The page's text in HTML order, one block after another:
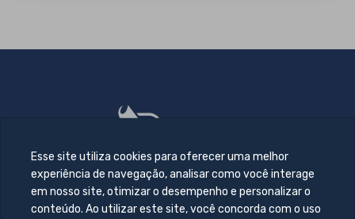
Esse site utiliza cookies para oferecer uma melhor
experiência de navegação, analisar como você interage
em nosso site, otimizar o desempenho e personalizar o
conteúdo. Ao utilizar este site, você concorda com o uso